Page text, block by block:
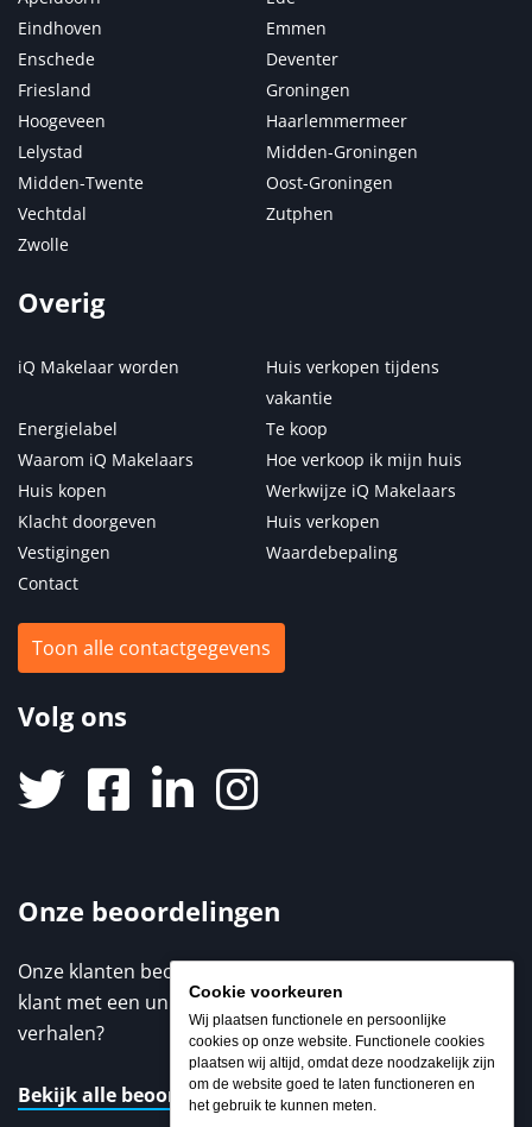
Cookie voorkeuren
Wij plaatsen functionele en persoonlijke
cookies op onze website. Functionele cookies
plaatsen wij altijd, omdat deze noodzakelijk zijn
om de website goed te laten functioneren en
het gebruik te kunnen meten.
Eindhoven
Emmen
Enschede
Deventer
Friesland
Groningen
Hoogeveen
Haarlemmermeer
Lelystad
Midden-Groningen
Midden-Twente
Oost-Groningen
Vechtdal
Zutphen
Zwolle
Overig
iQ Makelaar worden
Huis verkopen tijdens
vakantie
Energielabel
Te koop
Waarom iQ Makelaars
Hoe verkoop ik mijn huis
Huis kopen
Werkwijze iQ Makelaars
Klacht doorgeven
Huis verkopen
Vestigingen
Waardebepaling
Contact
Toon alle contactgegevens
Volg ons
Onze beoordelingen
Onze klanten beoordelen ons met een 9,3 / 10. Elke
klant met een unieke ervaring. Benieuwd naar de
verhalen?
Bekijk alle beoordelingen